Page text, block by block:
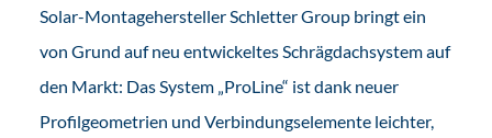
Solar-Montagehersteller Schletter Group bringt ein
von Grund auf neu entwickeltes Schrägdachsystem auf
den Markt: Das System „ProLine“ ist dank neuer
Profilgeometrien und Verbindungselemente leichter,